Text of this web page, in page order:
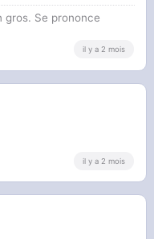
gros. Se prononce
il y a 2 mois
il y a 2 mois